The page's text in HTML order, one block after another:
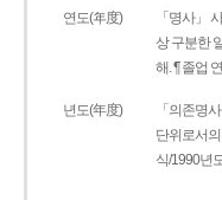
연도(年度)
「명사」
상 구분한
해. ¶ 졸업
년도(年度)
「의존명
단위로서
식/1990년